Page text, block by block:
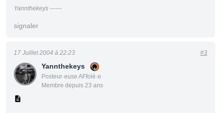
Yannthekeys ------
signaler
Yannthekeys
Posteur·euse AFfolé·e
Membre depuis 23 ans
17 Juillet 2004 à 22:23 #3